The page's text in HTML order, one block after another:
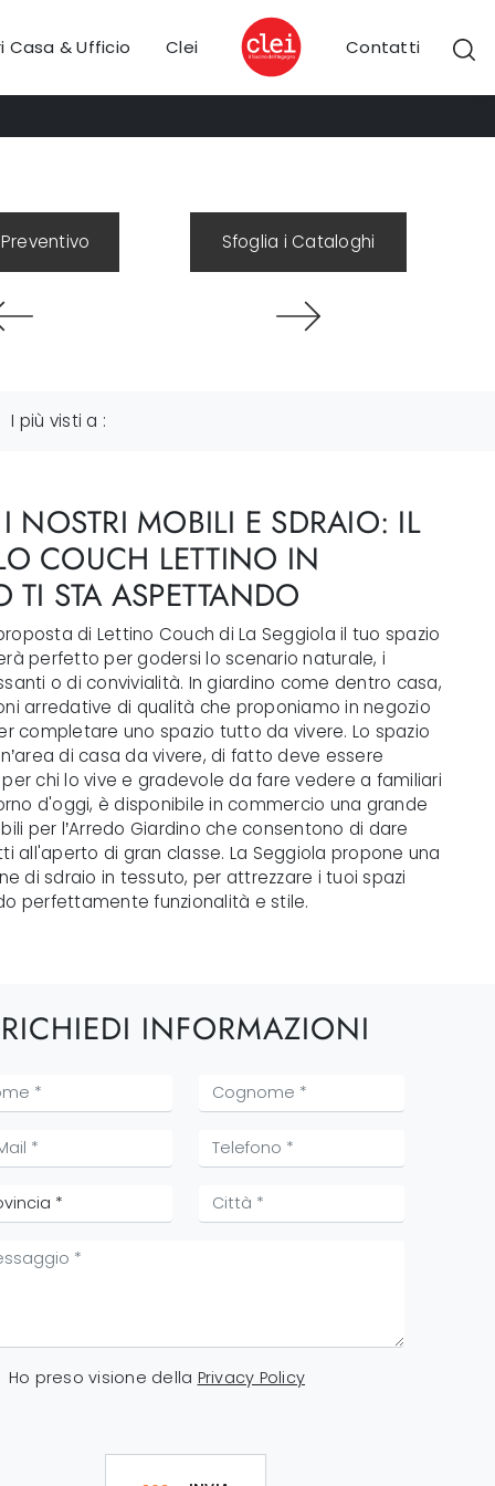
Casa & Ufficio Clei Contatti
Sfoglia i Cataloghi
I più visti a :
NOSTRI MOBILI E SDRAIO: IL
COUCH LETTINO IN
TI STA ASPETTANDO
di Lettino Couch di La Seggiola il tuo spazio
perfetto per godersi lo scenario naturale, i
o di convivialità. In giardino come dentro casa,
arredative di qualità che proponiamo in negozio
completare uno spazio tutto da vivere. Lo spazio
di casa da vivere, di fatto deve essere
chi lo vive e gradevole da fare vedere a familiari
d'oggi, è disponibile in commercio una grande
per l’Arredo Giardino che consentono di dare
all'aperto di gran classe. La Seggiola propone una
di sdraio in tessuto, per attrezzare i tuoi spazi
perfettamente funzionalità e stile.
RICHIEDI INFORMAZIONI
Ho preso visione della Privacy Policy